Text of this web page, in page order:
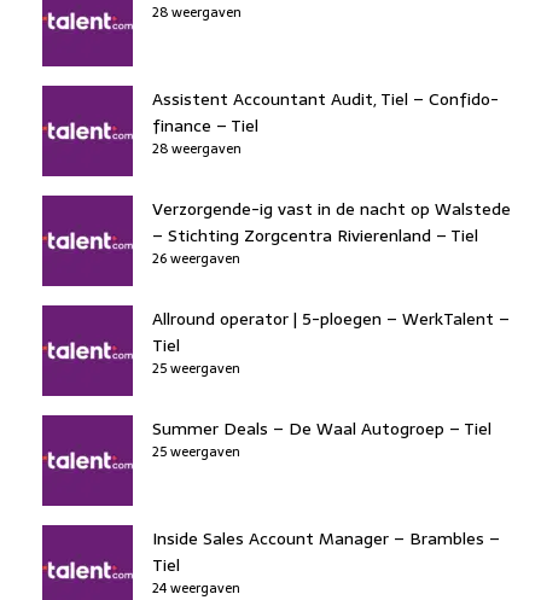
28 weergaven
Assistent Accountant Audit, Tiel – Confido-
finance – Tiel
28 weergaven
Verzorgende-ig vast in de nacht op Walstede
– Stichting Zorgcentra Rivierenland – Tiel
26 weergaven
Allround operator | 5-ploegen – WerkTalent –
Tiel
25 weergaven
Summer Deals – De Waal Autogroep – Tiel
25 weergaven
Inside Sales Account Manager – Brambles –
Tiel
24 weergaven